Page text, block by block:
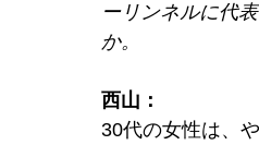
ーリンネルに代
か。
西山：
30代の女性は、